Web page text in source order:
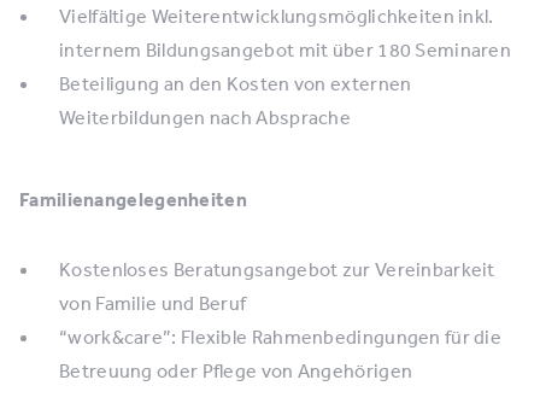
Vielfältige Weiterentwicklungsmöglichkeiten inkl.
internem Bildungsangebot mit über 180 Seminaren
Beteiligung an den Kosten von externen
Weiterbildungen nach Absprache
Familienangelegenheiten
Kostenloses Beratungsangebot zur Vereinbarkeit
von Familie und Beruf
“work&care”: Flexible Rahmenbedingungen für die
Betreuung oder Pflege von Angehörigen